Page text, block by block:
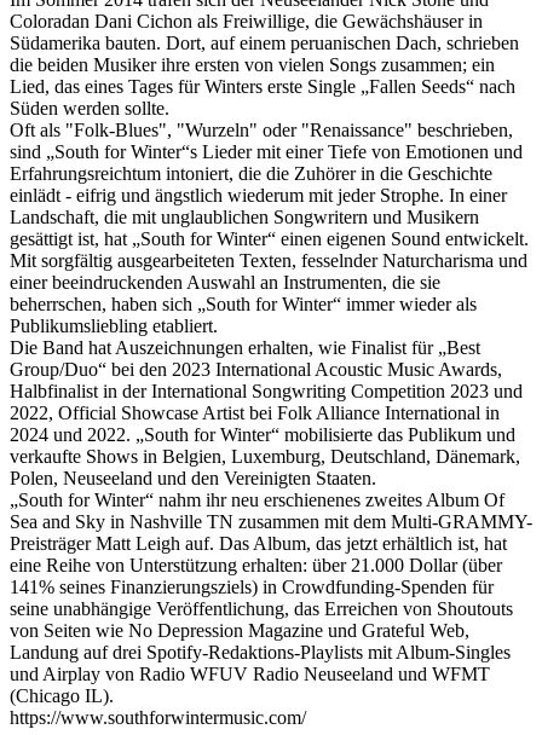
Coloradan Dani Cichon als Freiwillige, die Gewächshäuser in
Südamerika bauten. Dort, auf einem peruanischen Dach, schrieben
die beiden Musiker ihre ersten von vielen Songs zusammen; ein
Lied, das eines Tages für Winters erste Single „Fallen Seeds“ nach
Süden werden sollte.
Oft als "Folk-Blues", "Wurzeln" oder "Renaissance" beschrieben,
sind „South for Winter“s Lieder mit einer Tiefe von Emotionen und
Erfahrungsreichtum intoniert, die die Zuhörer in die Geschichte
einlädt - eifrig und ängstlich wiederum mit jeder Strophe. In einer
Landschaft, die mit unglaublichen Songwritern und Musikern
gesättigt ist, hat „South for Winter“ einen eigenen Sound entwickelt.
Mit sorgfältig ausgearbeiteten Texten, fesselnder Naturcharisma und
einer beeindruckenden Auswahl an Instrumenten, die sie
beherrschen, haben sich „South for Winter“ immer wieder als
Publikumsliebling etabliert.
Die Band hat Auszeichnungen erhalten, wie Finalist für „Best
Group/Duo“ bei den 2023 International Acoustic Music Awards,
Halbfinalist in der International Songwriting Competition 2023 und
2022, Official Showcase Artist bei Folk Alliance International in
2024 und 2022. „South for Winter“ mobilisierte das Publikum und
verkaufte Shows in Belgien, Luxemburg, Deutschland, Dänemark,
Polen, Neuseeland und den Vereinigten Staaten.
„South for Winter“ nahm ihr neu erschienenes zweites Album Of
Sea and Sky in Nashville TN zusammen mit dem Multi-GRAMMY-
Preisträger Matt Leigh auf. Das Album, das jetzt erhältlich ist, hat
eine Reihe von Unterstützung erhalten: über 21.000 Dollar (über
141% seines Finanzierungsziels) in Crowdfunding-Spenden für
seine unabhängige Veröffentlichung, das Erreichen von Shoutouts
von Seiten wie No Depression Magazine und Grateful Web,
Landung auf drei Spotify-Redaktions-Playlists mit Album-Singles
und Airplay von Radio WFUV Radio Neuseeland und WFMT
(Chicago IL).
https://www.southforwintermusic.com/